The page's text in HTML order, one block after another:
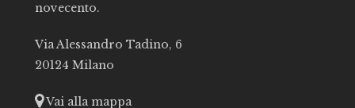
novecento.
Via Alessandro Tadino, 6
20124 Milano
Vai alla mappa